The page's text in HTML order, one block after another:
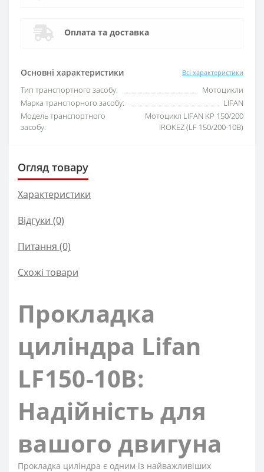
Основні характеристики Всі характеристики
Тип транспортного засобу:
Мотоцикли
Марка транспорного засобу:
LIFAN
Модель транспортного
засобу:
Мотоцикл LIFAN KP 150/200
IROKEZ (LF 150/200-10B)
Оплата та доставка
Огляд товару
Характеристики
Відгуки (0)
Питання (0)
Схожі товари
Прокладка
циліндра Lifan
LF150-10B:
Надійність для
вашого двигуна
Прокладка циліндра є одним із найважливіших